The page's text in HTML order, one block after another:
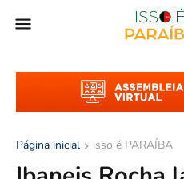
Página inicial isso é PARAÍBA